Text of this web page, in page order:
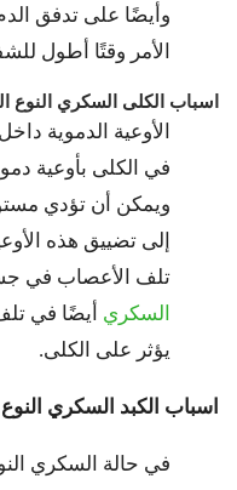
وأيضًا على تدفق
الأمر وقتًا أطول
اسباب الكلى السكري النوع
الأوعية الدموية داخل
في الكلى بأوعية
ويمكن أن تؤدي
إلى تضييق هذه
تلف الأعصاب في
السكري أيضًا في
يؤثر على الكلى.
اسباب الكبد السكري النوع
في حالة السكري